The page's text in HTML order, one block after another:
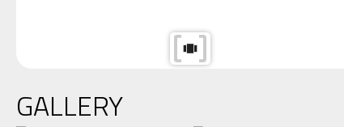
view_carousel
GALLERY